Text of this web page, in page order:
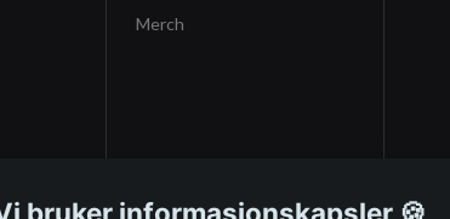
Merch
bruker informasjonskapsler 🍪